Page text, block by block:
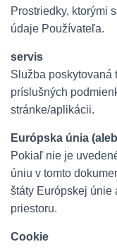
Prostriedky, ktorými
údaje Používateľa.
servis
Služba poskytovaná
príslušných
stránke/aplikácii.
Európska únia
Pokiaľ nie je
úniu v tomto
štáty Európskej únie
priestoru.
Cookie